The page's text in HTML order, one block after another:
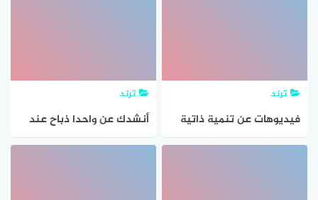
ترند
فيديوهات عن تنمية ذاتية
تطوير الذات مهارات النفس
ترند
أنشدك عن واحدا ذباح عند
العربدايم غالي يذبح خويه